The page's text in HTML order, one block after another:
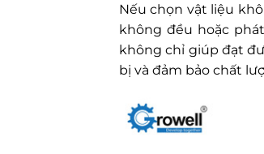
Nếu chọn vật liệu
không đều hoặc
không chỉ giúp đạt
bị và đảm bảo chất